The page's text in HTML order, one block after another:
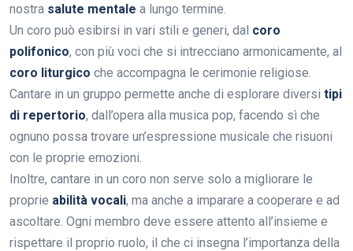
nostra salute mentale a lungo termine.
Un coro può esibirsi in vari stili e generi, dal coro
polifonico, con più voci che si intrecciano armonicamente, al
coro liturgico che accompagna le cerimonie religiose.
Cantare in un gruppo permette anche di esplorare diversi tipi
di repertorio, dall’opera alla musica pop, facendo sì che
ognuno possa trovare un’espressione musicale che risuoni
con le proprie emozioni.
Inoltre, cantare in un coro non serve solo a migliorare le
proprie abilità vocali, ma anche a imparare a cooperare e ad
ascoltare. Ogni membro deve essere attento all’insieme e
rispettare il proprio ruolo, il che ci insegna l’importanza della